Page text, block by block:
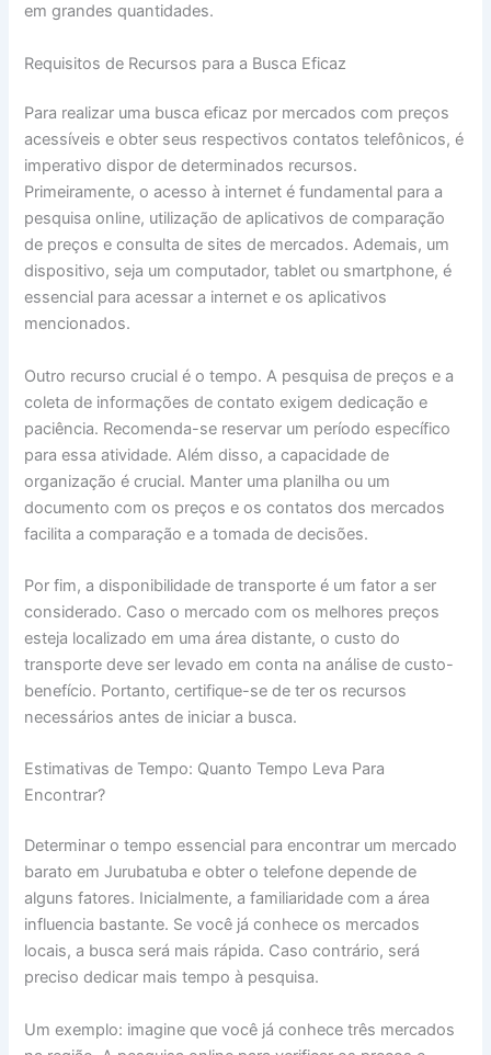
em grandes quantidades.
Requisitos de Recursos para a Busca Eficaz
Para realizar uma busca eficaz por mercados com preços
acessíveis e obter seus respectivos contatos telefônicos, é
imperativo dispor de determinados recursos.
Primeiramente, o acesso à internet é fundamental para a
pesquisa online, utilização de aplicativos de comparação
de preços e consulta de sites de mercados. Ademais, um
dispositivo, seja um computador, tablet ou smartphone, é
essencial para acessar a internet e os aplicativos
mencionados.
Outro recurso crucial é o tempo. A pesquisa de preços e a
coleta de informações de contato exigem dedicação e
paciência. Recomenda-se reservar um período específico
para essa atividade. Além disso, a capacidade de
organização é crucial. Manter uma planilha ou um
documento com os preços e os contatos dos mercados
facilita a comparação e a tomada de decisões.
Por fim, a disponibilidade de transporte é um fator a ser
considerado. Caso o mercado com os melhores preços
esteja localizado em uma área distante, o custo do
transporte deve ser levado em conta na análise de custo-
benefício. Portanto, certifique-se de ter os recursos
necessários antes de iniciar a busca.
Estimativas de Tempo: Quanto Tempo Leva Para
Encontrar?
Determinar o tempo essencial para encontrar um mercado
barato em Jurubatuba e obter o telefone depende de
alguns fatores. Inicialmente, a familiaridade com a área
influencia bastante. Se você já conhece os mercados
locais, a busca será mais rápida. Caso contrário, será
preciso dedicar mais tempo à pesquisa.
Um exemplo: imagine que você já conhece três mercados